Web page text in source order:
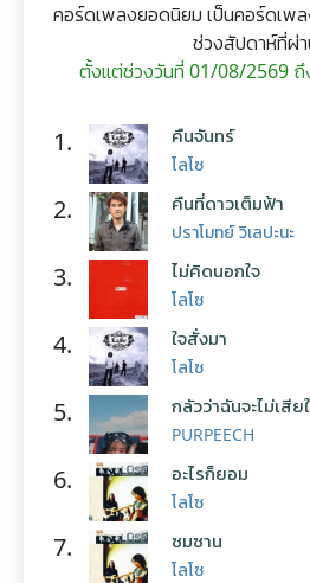
คอร์ดเพลงยอดนิยม เป็นคอร์ดเพ
ช่วงสัปดาห์ที่ผ่
ตั้งแต่ช่วงวันที่ 01/08/2569
1. คืนจันทร์
โลโซ
2. คืนที่ดาวเต็มฟ้า
ปราโมทย์ วิเลปะนะ
3. ไม่คิดนอกใจ
โลโซ
4. ใจสั่งมา
โลโซ
5. กลัวว่าฉันจะไม่เสีย
PURPEECH
6. อะไรก็ยอม
โลโซ
7. ซมซาน
โลโซ